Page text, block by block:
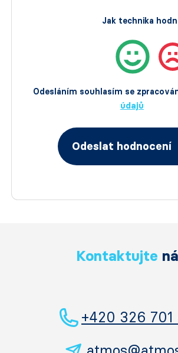
Odesláním souhlasím se
údajů
Jak technika
Odeslat hodnocení
Kontaktujte
+420 326